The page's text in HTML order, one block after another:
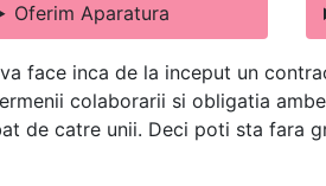
Oferim Aparatura
face inca de la inceput un
colaborarii si obligatia
de catre unii. Deci poti sta fara